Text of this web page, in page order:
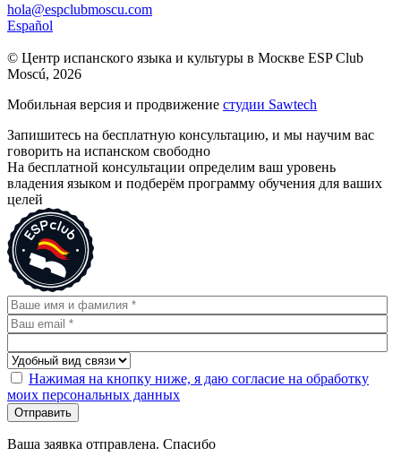
hola@espclubmoscu.com
Español
© Центр испанского языка и культуры в Москве ESP Club
Moscú, 2026
Мобильная версия и продвижение студии Sawtech
Запишитесь на бесплатную консультацию, и мы научим вас
говорить на испанском свободно
На бесплатной консультации определим ваш уровень
владения языком и подберём программу обучения для ваших
целей
Нажимая на кнопку ниже, я даю согласие на обработку
моих персональных данных
Отправить
Ваша заявка отправлена. Спасибо